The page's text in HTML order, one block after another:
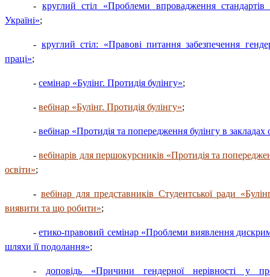
- круглий стіл «Проблеми впровадження стандартів
Україні»;
- круглий стіл: «Правові питання забезпечення
праці»;
-семінар «Булінг. Протидія булінгу»;
-вебінар «Булінг. Протидія булінгу»;
-вебінар «Протидія та попередження булінгу в закладах
-вебінарів для першокурсників «Протидія та
освіти»;
- вебінар для представників Студентської ради
виявити та що робити»;
-етико-правовий семінар «Проблеми виявлення
шляхи її подолання»;
- доповідь «Причини гендерної нерівності у